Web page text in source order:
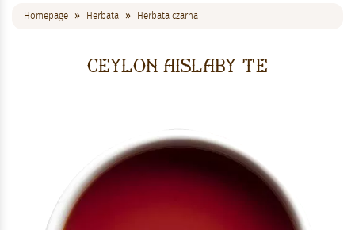
Homepage Herbata Herbata czarna
Ceylon Aislaby Te